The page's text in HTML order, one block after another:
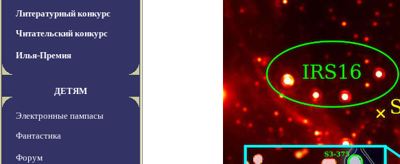
Литературный конкурс
Читательский конкурс
Илья-Премия
ДЕТЯМ
Электронные пампасы
Фантастика
Форум